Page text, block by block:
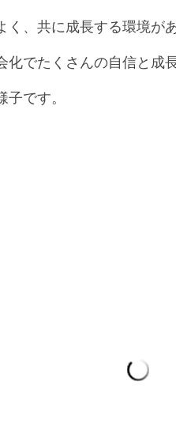
、共に成長する環境が
でたくさんの自信と成
です。